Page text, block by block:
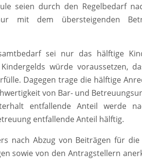
seien durch den Regelbedarf
mit dem übersteigenden
sei nur das hälftige
würde voraussetzen,
Dagegen trage die hälftige
von Bar- und
entfallende Anteil werde
entfallende Anteil hälftig.
nach Abzug von Beiträgen für
sowie von den Antragstellern